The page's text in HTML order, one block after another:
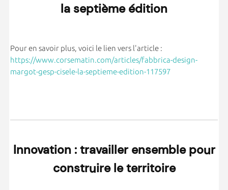
la septième édition
Pour en savoir plus, voici le lien vers l'article :
https://www.corsematin.com/articles/fabbrica-design-
margot-gesp-cisele-la-septieme-edition-117597
Innovation : travailler ensemble pour
construire le territoire